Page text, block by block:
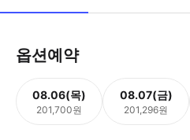
옵션예약
08.06(목)
201,700원
08.07(금)
201,296원